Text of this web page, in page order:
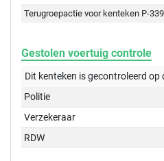
Terugroepactie voor kenteken P-
Gestolen voertuig controle
Dit kenteken is gecontroleerd op
Politie
Verzekeraar
RDW